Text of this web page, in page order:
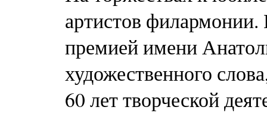
артистов
премией имени
художественного
60 лет творческой